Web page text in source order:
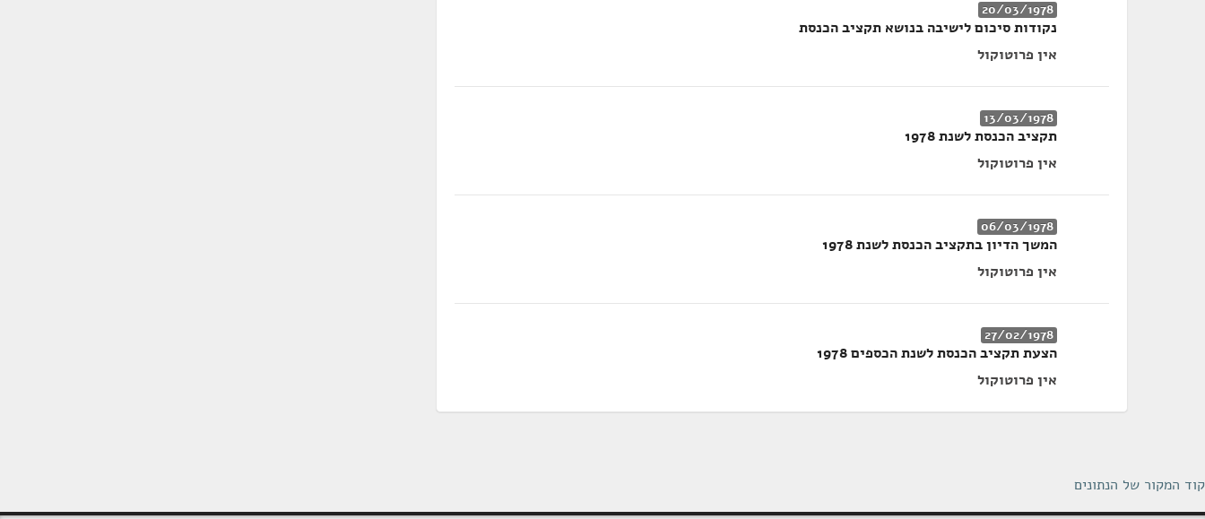
20/03/1978
נקודות סיכום לישיבה בנושא תקציב הכנסת
אין פרוטוקול
13/03/1978
תקציב הכנסת לשנת 1978
אין פרוטוקול
06/03/1978
המשך הדיון בתקציב הכנסת לשנת 1978
אין פרוטוקול
27/02/1978
הצעת תקציב הכנסת לשנת הכספים 1978
אין פרוטוקול
קוד המקור של הנתונים